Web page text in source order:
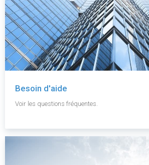
Besoin d'aide
Voir les questions fréquentes.